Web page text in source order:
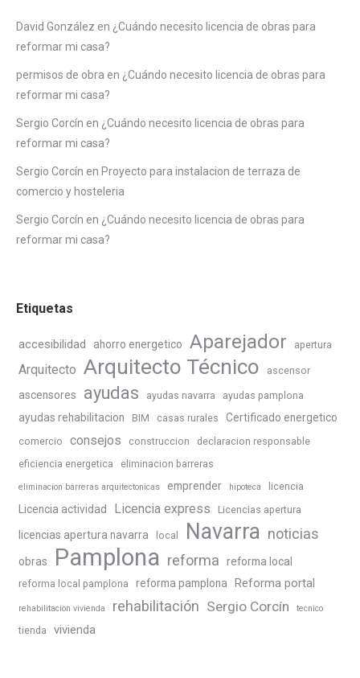
David González en ¿Cuándo necesito licencia de obras para
reformar mi casa?
permisos de obra en ¿Cuándo necesito licencia de obras para
reformar mi casa?
Sergio Corcín en ¿Cuándo necesito licencia de obras para
reformar mi casa?
Sergio Corcín en Proyecto para instalacion de terraza de
comercio y hosteleria
Sergio Corcín en ¿Cuándo necesito licencia de obras para
reformar mi casa?
Etiquetas
accesibilidad ahorro energetico Aparejador apertura
Arquitecto Arquitecto Técnico ascensor
ascensores ayudas ayudas navarra ayudas pamplona
ayudas rehabilitacion BIM casas rurales Certificado energetico
comercio consejos construccion
declaracion responsable
eficiencia energetica
eliminacion barreras
eliminacion barreras arquitectonicas emprender hipoteca licencia
Licencia actividad Licencia express Licencias apertura
licencias apertura navarra local Navarra noticias
obras Pamplona reforma reforma local
reforma local pamplona reforma pamplona Reforma portal
rehabilitacion vivienda rehabilitación Sergio Corcín tecnico
tienda vivienda